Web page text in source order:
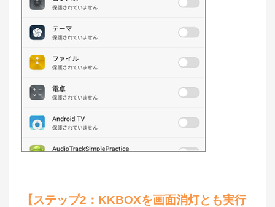
【ステップ2：KKBOXを画面消灯とも実行